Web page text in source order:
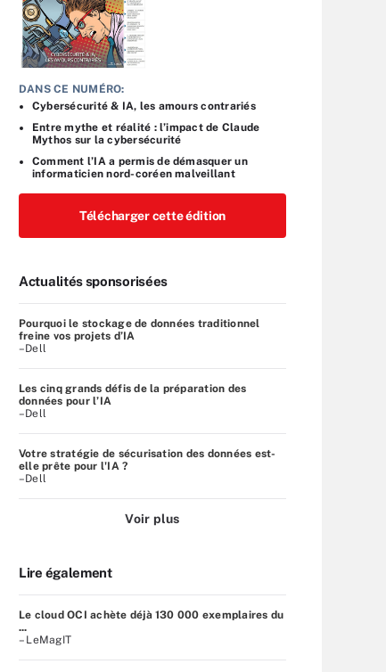
DANS CE NUMÉRO:
Cybersécurité & IA, les amours contrariés
Entre mythe et réalité : l’impact de Claude
Mythos sur la cybersécurité
Comment l’IA a permis de démasquer un
informaticien nord-coréen malveillant
Télécharger cette édition
Actualités sponsorisées
Pourquoi le stockage de données traditionnel
freine vos projets d’IA
–Dell
Les cinq grands défis de la préparation des
données pour l’IA
–Dell
Votre stratégie de sécurisation des données est-
elle prête pour l'IA ?
–Dell
Voir plus
Lire également
Le cloud OCI achète déjà 130 000 exemplaires du
...
– LeMagIT